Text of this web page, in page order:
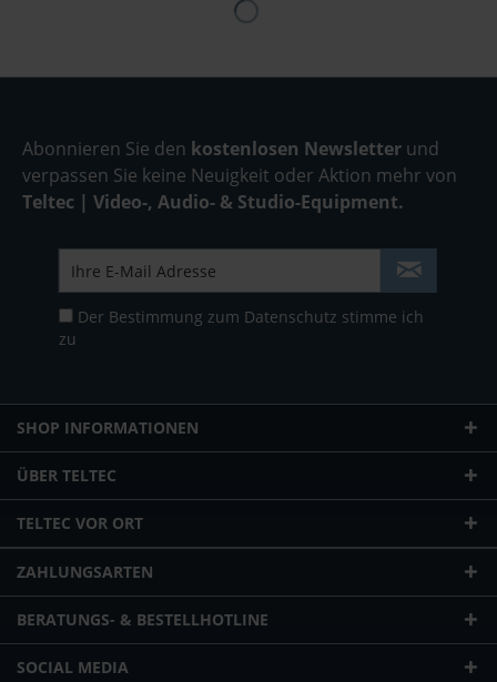
Abonnieren Sie den kostenlosen Newsletter und
verpassen Sie keine Neuigkeit oder Aktion mehr von
Teltec | Video-, Audio- & Studio-Equipment.
Der Bestimmung zum Datenschutz stimme ich
zu
SHOP INFORMATIONEN
ÜBER TELTEC
TELTEC VOR ORT
ZAHLUNGSARTEN
BERATUNGS- & BESTELLHOTLINE
SOCIAL MEDIA